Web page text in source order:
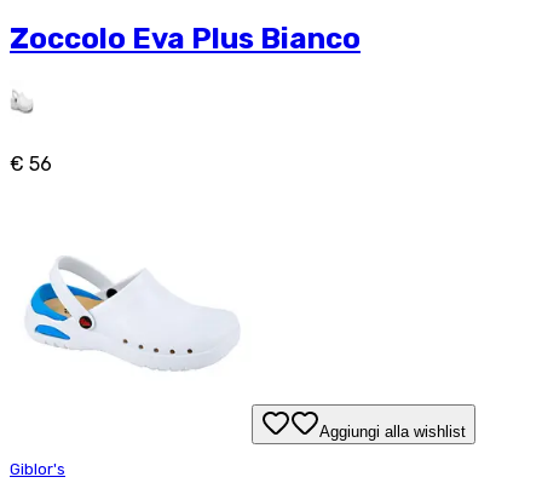
Zoccolo Eva Plus Bianco
€ 56
Aggiungi alla wishlist
Giblor's